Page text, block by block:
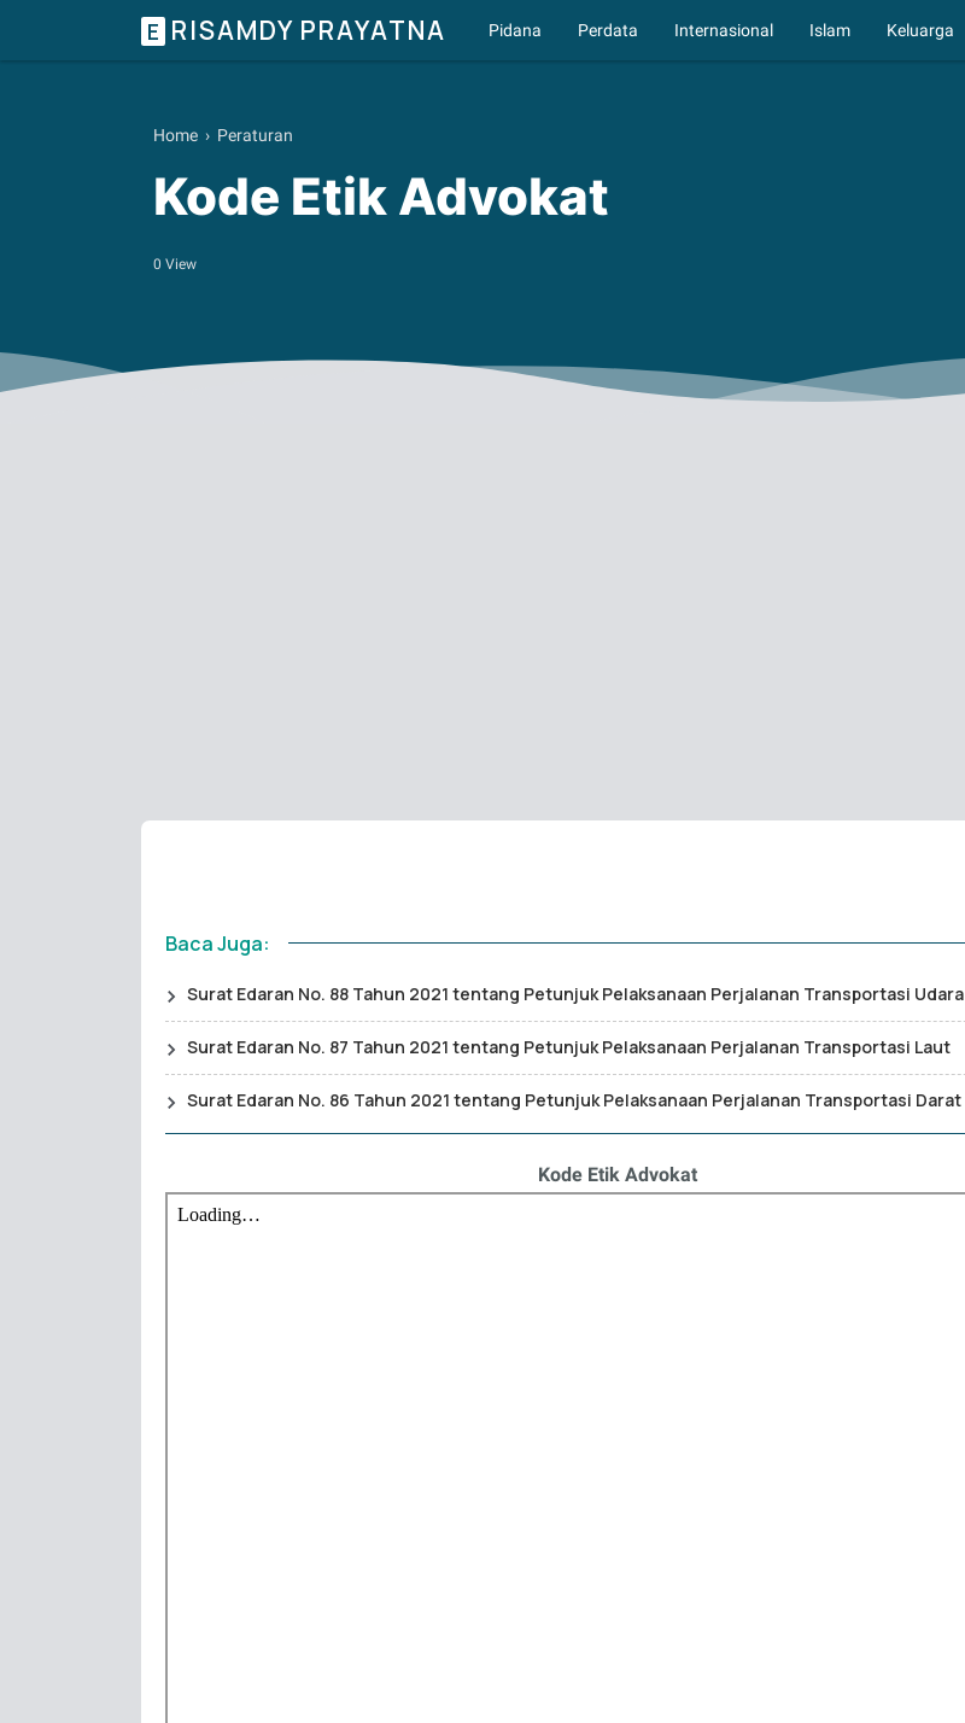
E RISAMDY PRAYATNA Pidana Perdata Internasional Islam Keluarga
Home › Peraturan
Kode Etik Advokat
0 View
Baca Juga:
Surat Edaran No. 88 Tahun 2021 tentang Petunjuk Pelaksanaan Perjalanan Transportasi Udara
Surat Edaran No. 87 Tahun 2021 tentang Petunjuk Pelaksanaan Perjalanan Transportasi Laut
Surat Edaran No. 86 Tahun 2021 tentang Petunjuk Pelaksanaan Perjalanan Transportasi Darat
Kode Etik Advokat